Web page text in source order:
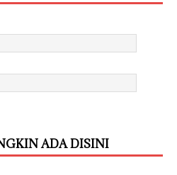
ADA DISINI